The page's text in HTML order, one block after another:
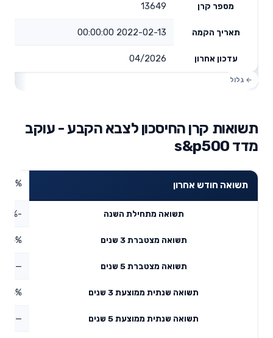
מספר קרן 13649
תאריך הקמה 2022-02-13 00:00:00
עדכון אחרון 04/2026
תשואות קרן החיסכון לצבא הקבע - עוקב
מדד s&p500
תשואה חודש אחרון
תשואה מתחילת השנה -2.64%
תשואה מצטברת 3 שנים
תשואה מצטברת 5 שנים —
תשואה שנתית ממוצעת 3 שנים
תשואה שנתית ממוצעת 5 שנים —